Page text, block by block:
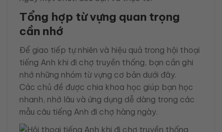
Tổng hợp từ vựng quan trọng
cần nhớ
Để giao tiếp tự nhiên và hiệu quả trong hội thoại
tiếng Anh khi đi chợ truyền thống, bạn cần ghi
nhớ những nhóm từ vựng cơ bản dưới đây.
Các chủ đề được chia khoa học giúp bạn học
nhanh, nhớ lâu và ứng dụng dễ dàng trong các
mẫu câu tiếng Anh đi chợ hàng ngày.